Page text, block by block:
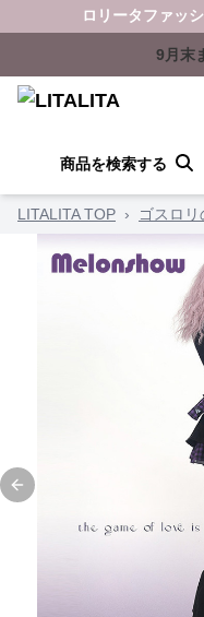
ロリータファッ
9月末
商品を検索する
LITALITA TOP › ゴスロリ
Previous slide